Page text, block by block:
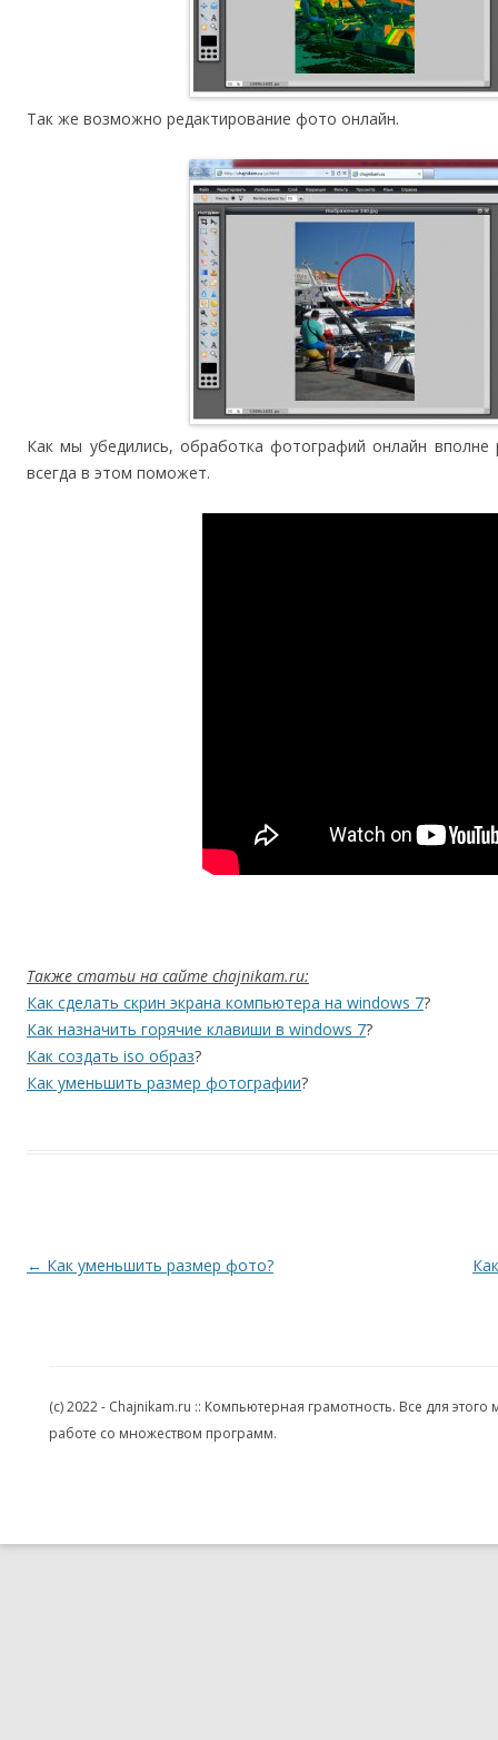
Так же возможно редактирование фото онлайн.
Как мы убедились, обработка фотографий онлайн
всегда в этом поможет.
Также статьи на сайте chajnikam.ru:
Как сделать скрин экрана компьютера на windows 7?
Как назначить горячие клавиши в windows 7?
Как создать iso образ?
Как уменьшить размер фотографии?
Навигация по записям
← Как уменьшить размер фото?
(c) 2022 - Chajnikam.ru :: Компьютерная грамотность. Все для
работе со множеством программ.